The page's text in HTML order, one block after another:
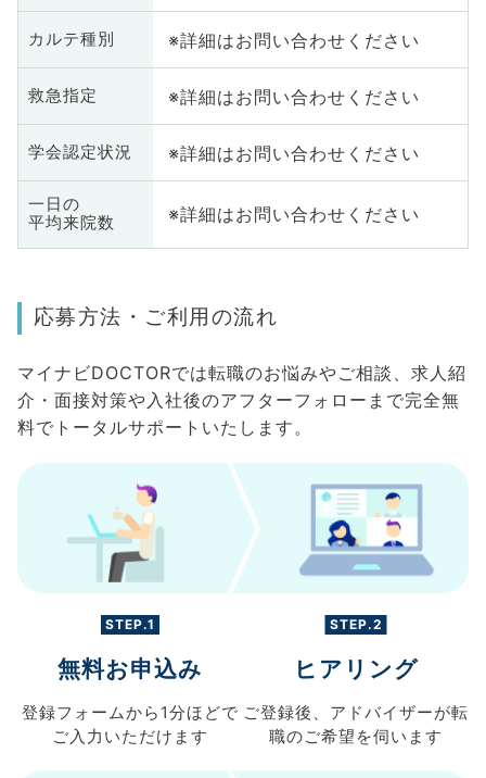
カルテ種別 ※詳細はお問い合わせください
救急指定 ※詳細はお問い合わせください
学会認定状況 ※詳細はお問い合わせください
一日の
平均来院数
※詳細はお問い合わせください
応募方法・ご利用の流れ
マイナビDOCTORでは転職のお悩みやご相談、求人紹
介・面接対策や入社後のアフターフォローまで完全無
料でトータルサポートいたします。
STEP.1
無料お申込み
登録フォームから 1分ほどで
ご入力 いただけます
STEP.2
ヒアリング
ご登録後、 アドバイザーが転
職のご希望を伺います